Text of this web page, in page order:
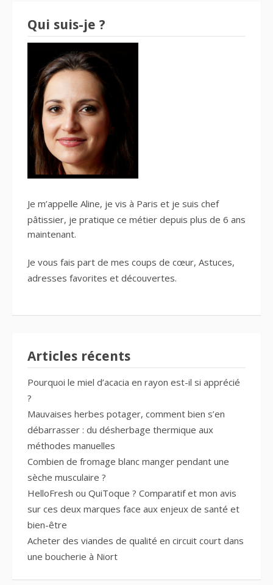
Qui suis-je ?
Je m’appelle Aline, je vis à Paris et je suis chef
pâtissier, je pratique ce métier depuis plus de 6 ans
maintenant.
Je vous fais part de mes coups de cœur, Astuces,
adresses favorites et découvertes.
Articles récents
Pourquoi le miel d’acacia en rayon est-il si apprécié
?
Mauvaises herbes potager, comment bien s’en
débarrasser : du désherbage thermique aux
méthodes manuelles
Combien de fromage blanc manger pendant une
sèche musculaire ?
HelloFresh ou QuiToque ? Comparatif et mon avis
sur ces deux marques face aux enjeux de santé et
bien-être
Acheter des viandes de qualité en circuit court dans
une boucherie à Niort